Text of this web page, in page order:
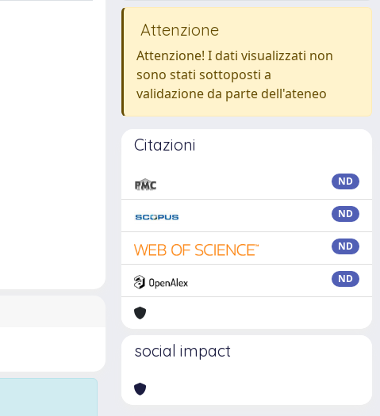
Attenzione
Attenzione! I dati visualizzati non
sono stati sottoposti a
validazione da parte dell'ateneo
Citazioni
ND
ND
ND
ND
social impact